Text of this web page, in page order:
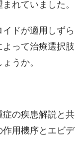
れていました。
ドが適用しずら
って治療選択肢
うか。
の疾患解説と共
用機序とエビデ